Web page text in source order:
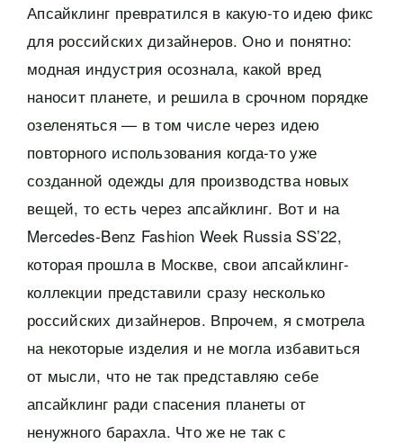
Апсайклинг превратился в какую-то идею фикс
для российских дизайнеров. Оно и понятно:
модная индустрия осознала, какой вред
наносит планете, и решила в срочном порядке
озеленяться — в том числе через идею
повторного использования когда-то уже
созданной одежды для производства новых
вещей, то есть через апсайклинг. Вот и на
Mercedes-Benz Fashion Week Russia SS’22,
которая прошла в Москве, свои апсайклинг-
коллекции представили сразу несколько
российских дизайнеров. Впрочем, я смотрела
на некоторые изделия и не могла избавиться
от мысли, что не так представляю себе
апсайклинг ради спасения планеты от
ненужного барахла. Что же не так с